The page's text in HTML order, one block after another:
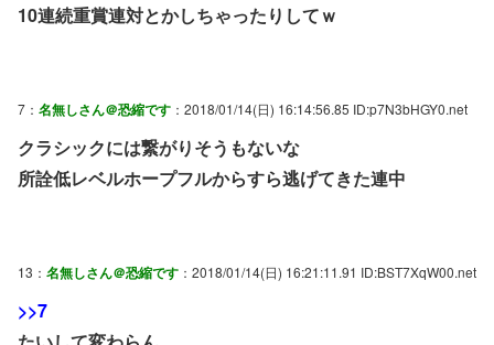
10連続重賞連対とかしちゃったりしてｗ
7： 名無しさん＠恐縮です ：2018/01/14(日) 16:14:56.85 ID:p7N3bHGY0.net
クラシックには繋がりそうもないな
所詮低レベルホープフルからすら逃げてきた連中
13： 名無しさん＠恐縮です ：2018/01/14(日) 16:21:11.91 ID:BST7XqW00.net
>>7